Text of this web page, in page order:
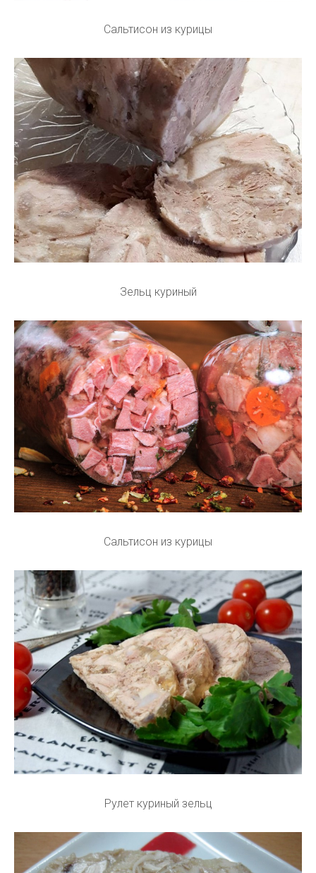
Сальтисон из курицы
Зельц куриный
Сальтисон из курицы
Рулет куриный зельц